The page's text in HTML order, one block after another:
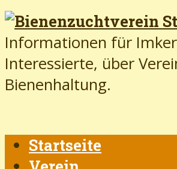
Informationen für
Interessierte, über
Bienenhaltung.
Startseite